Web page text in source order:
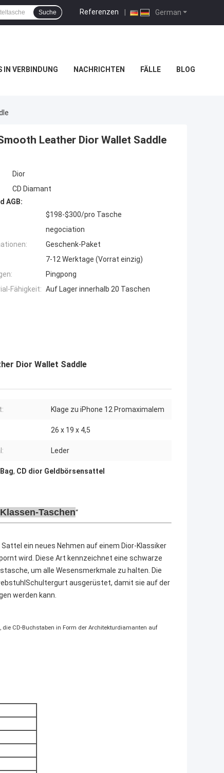
German
Referenzen |
Suche
IN VERBINDUNG NACHRICHTEN FÄLLE BLOG
Leather Dior Wallet Saddle
Dior
CD Diamant
AGB:
$198-$300/pro Tasche
negociation
Geschenk-Paket
7-12 Werktage (Vorrat einzig)
Pingpong
Fähigkeit: Auf Lager innerhalb 20 Taschen
Dior Wallet Saddle
Klage zu iPhone 12 Promaximalem
26 x 19 x 4,5
Leder
, CD dior Geldbörsensattel
Taschen
ein neues Nehmen auf einem Dior-Klassiker
wird. Diese Art kennzeichnet eine schwarze
um alle Wesensmerkmale zu halten. Die
ausgerüstet, damit sie auf der
werden kann.
CD-Buchstaben in Form der Architekturdiamanten auf